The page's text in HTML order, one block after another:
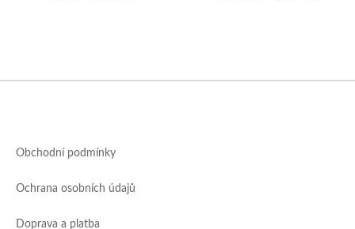
Obchodní podmínky
Ochrana osobních údajů
Doprava a platba